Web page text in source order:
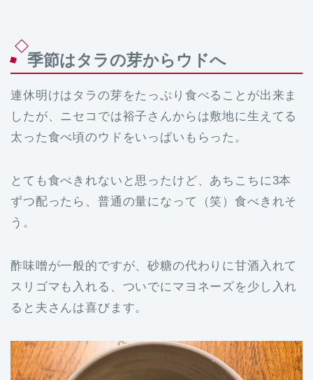
季節はタラの芽からウドへ
連休明けはタラの芽をたっぷり食べることが出来ま
したが、ニセコでは裕子さんからは敷地に生えてる
太った食べ頃のウドをいっぱいもらった。
とても食べきれないと思ったけど、あちこちに3本
ずつ配ったら、普通の量になって（笑）食べきれそ
う。
酢味噌が一般的ですが、砂糖の代わりに甘酒入れて
スリゴマも入れる、ついでにマヨネーズを少し入れ
ると夫さんは喜びます。